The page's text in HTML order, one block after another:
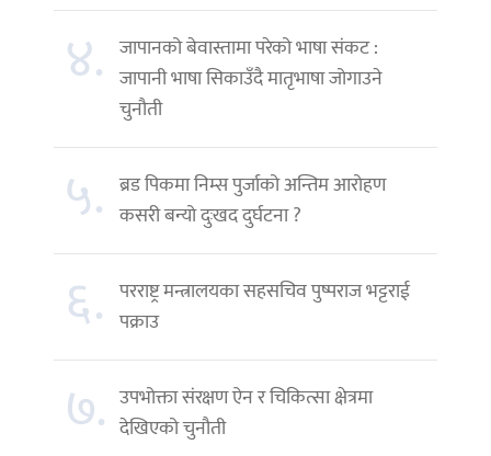
४. जापानको बेवास्तामा परेको भाषा संकट :
जापानी भाषा सिकाउँदै मातृभाषा जोगाउने
चुनौती
५. ब्रड पिकमा निम्स पुर्जाको अन्तिम आरोहण
कसरी बन्यो दुःखद दुर्घटना ?
६. परराष्ट्र मन्त्रालयका सहसचिव पुष्पराज भट्टराई
पक्राउ
७. उपभोक्ता संरक्षण ऐन र चिकित्सा क्षेत्रमा
देखिएको चुनौती